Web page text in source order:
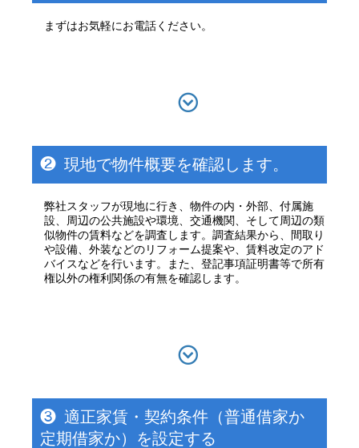
まずはお気軽にお電話ください。
❷ 現地で物件概要を確認します。
弊社スタッフが現地に行き、物件の内・外部、付属施
設、周辺の公共施設や環境、交通機関、そして周辺の類
似物件の賃料などを調査します。調査結果から、間取り
や設備、外装などのリフォーム提案や、賃料改定のアド
バイスなどを行います。また、登記事項証明書等で所有
権以外の権利関係の有無を確認します。
❸ 適正家賃・契約条件（普通借家か
定期借家か）を設定する